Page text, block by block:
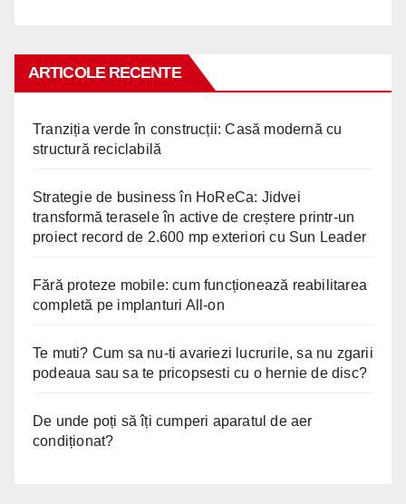
ARTICOLE RECENTE
Tranziția verde în construcții: Casă modernă cu
structură reciclabilă
Strategie de business în HoReCa: Jidvei
transformă terasele în active de creștere printr-un
proiect record de 2.600 mp exteriori cu Sun Leader
Fără proteze mobile: cum funcționează reabilitarea
completă pe implanturi All-on
Te muti? Cum sa nu-ti avariezi lucrurile, sa nu zgarii
podeaua sau sa te pricopsesti cu o hernie de disc?
De unde poți să îți cumperi aparatul de aer
condiționat?